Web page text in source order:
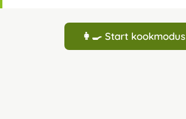
👩‍🍳 Start kookmodus